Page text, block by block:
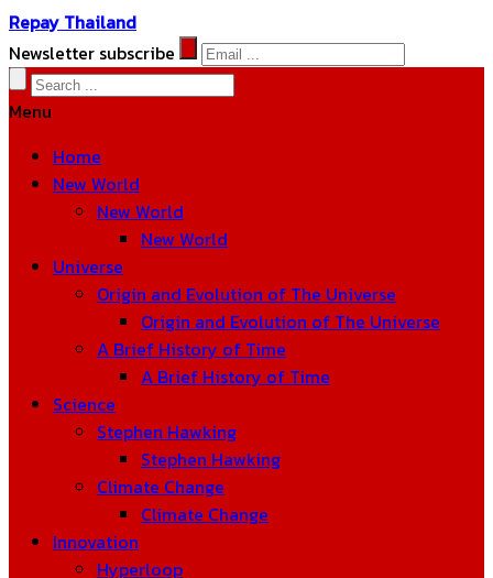
Repay Thailand
Newsletter subscribe
Menu
Home
New World
New World
New World
Universe
Origin and Evolution of The Universe
Origin and Evolution of The Universe
A Brief History of Time
A Brief History of Time
Science
Stephen Hawking
Stephen Hawking
Climate Change
Climate Change
Innovation
Hyperloop